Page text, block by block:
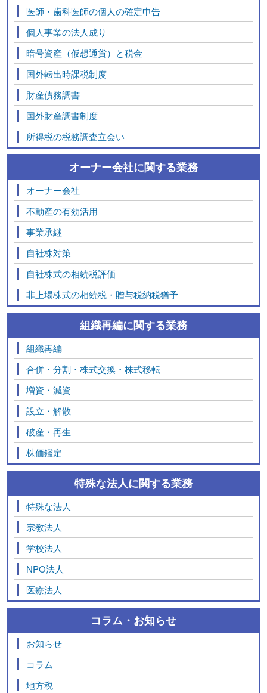
医師・歯科医師の個人の確定申告
個人事業の法人成り
暗号資産（仮想通貨）と税金
国外転出時課税制度
財産債務調書
国外財産調書制度
所得税の税務調査立会い
オーナー会社に関する業務
オーナー会社
不動産の有効活用
事業承継
自社株対策
自社株式の相続税評価
非上場株式の相続税・贈与税納税猶予
組織再編に関する業務
組織再編
合併・分割・株式交換・株式移転
増資・減資
設立・解散
破産・再生
株価鑑定
特殊な法人に関する業務
特殊な法人
宗教法人
学校法人
NPO法人
医療法人
コラム・お知らせ
お知らせ
コラム
地方税